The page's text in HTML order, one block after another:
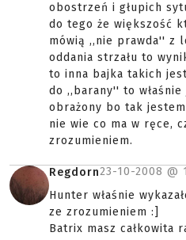
obostrzeń i głupich
do tego że większość
mówią ,,nie prawda'' z
oddania strzału to
to inna bajka takich
do ,,barany'' to
obrażony bo tak
nie wie co ma w ręce,
zrozumieniem.
Regdorn23-10-2008 @
Hunter właśnie
ze zrozumieniem :]
Batrix masz całkowita